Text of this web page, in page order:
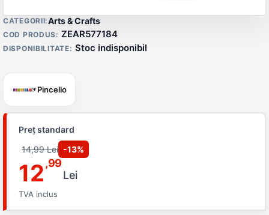
Detalii produs
CATEGORII:Arts & Crafts
COD PRODUS: ZEAR577184
DISPONIBILITATE: Stoc indisponibil
Pincello
Preț standard
14,99 Lei -13%
12,99
Lei
TVA inclus